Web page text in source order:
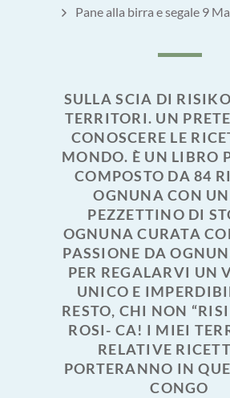
Pane alla birra e segale 9
SULLA SCIA DI
TERRITORI. UN
CONOSCERE LE
MONDO. È UN LIBRO
COMPOSTO DA 84
OGNUNA CON
PEZZETTINO DI
OGNUNA CURATA
PASSIONE DA
PER REGALARVI UN
UNICO E
RESTO, CHI NON
ROSI- CA! I MIEI
RELATIVE
PORTERANNO IN
CONGO